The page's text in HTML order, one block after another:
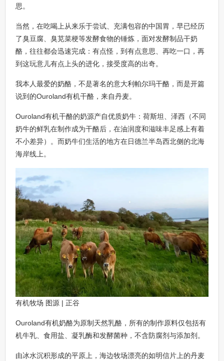
思。
当然，在吃喝上从来乐于尝试、充满包容的中国胃，早已经历
了臭豆腐、臭苋菜梗等发酵食物的锤炼，面对发酵制品干奶
酪，往往都会迅速完成：有点怪，到有点意思、再吃一口，再
到这玩意儿有点上头的进化，接受度高的出奇。
我本人最爱的奶酪，不是著名的意大利帕尔玛干酪，而是开篇
说到的Ouroland有机干酪，来自丹麦。
Ouroland有机干酪的奶源产自优质奶牛：荷斯坦、泽西（不同
奶牛的鲜乳在制作成为干酪后，在油润度和滋味丰足感上有着
不小差异）。而奶牛们生活的地方在日德兰半岛西北侧的北海
海岸线上。
有机牧场 图源 | 正谷
Ouroland有机奶酪为原制天然乳酪，所有的制作原料仅包括有
机牛乳、食用盐、凝乳酶和发酵菌种，不含防腐剂与添加剂。
由冰水沉积形成的平原上，海边牧场漂亮的如明信片上的丹麦